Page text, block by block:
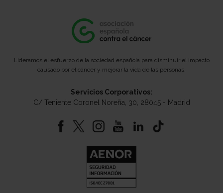
Lideramos el esfuerzo de la sociedad española para disminuir el impacto
causado por el cáncer y mejorar la vida de las personas.
Servicios Corporativos:
C/ Teniente Coronel Noreña, 30, 28045 - Madrid